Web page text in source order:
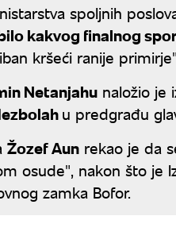
spoljnih
kakvog finalnog
kršeći ranije
Netanjahu naložio je
u predgrađu
Žozef Aun rekao je da
osude", nakon što je
zamka Bofor.